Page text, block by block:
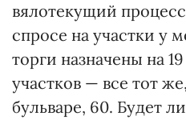
вялотекущий
спросе на участки у
торги назначены на
участков — все тот
бульваре, 60. Будет